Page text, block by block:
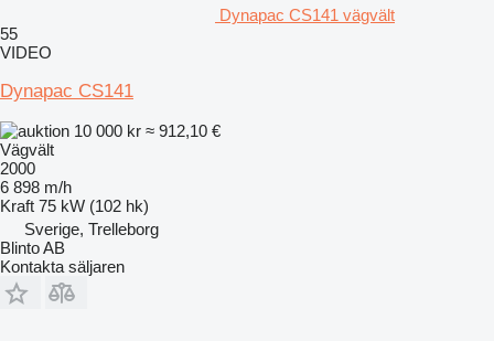
Dynapac CS141 vägvält
55
VIDEO
Dynapac CS141
10 000 kr ≈ 912,10 €
Vägvält
2000
6 898 m/h
Kraft 75 kW (102 hk)
Sverige, Trelleborg
Blinto AB
Kontakta säljaren